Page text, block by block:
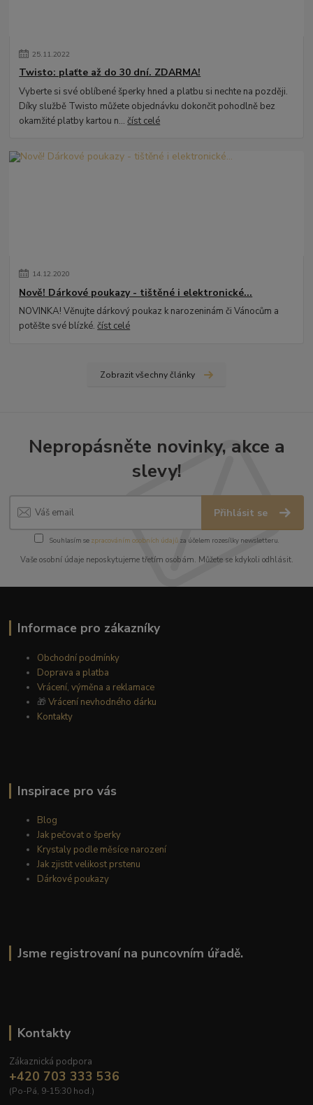
25.11.2022
Twisto: plaťte až do 30 dní. ZDARMA!
Vyberte si své oblíbené šperky hned a platbu si nechte na později.
Díky službě Twisto můžete objednávku dokončit pohodlně bez
okamžité platby kartou n...číst celé
14.12.2020
Nově! Dárkové poukazy - tištěné i elektronické...
NOVINKA! Věnujte dárkový poukaz k narozeninám či Vánocům a
potěšte své blízké.číst celé
Zobrazit všechny články
Nepropásněte novinky, akce a
slevy!
Přihlásit se
Souhlasím se zpracováním osobních údajůza účelem rozesílky newsletteru.
Vaše osobní údaje neposkytujeme třetím osobám. Můžete se kdykoli odhlásit.
Informace pro zákazníky
Obchodní podmínky
Doprava a platba
Vrácení, výměna a reklamace
🎁Vrácení nevhodného dárku
Kontakty
Inspirace pro vás
Blog
Jak pečovat o šperky
Krystaly podle měsíce narození
Jak zjistit velikost prstenu
Dárkové poukazy
Jsme registrovaní na puncovním úřadě.
Kontakty
Zákaznická podpora
+420 703 333 536
(Po-Pá, 9-15:30 hod.)